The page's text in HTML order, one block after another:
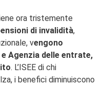
ora tristemente
di invalidità,
vengono
e Agenzia delle entrate,
. L’ISEE di chi
i benefici diminuiscono